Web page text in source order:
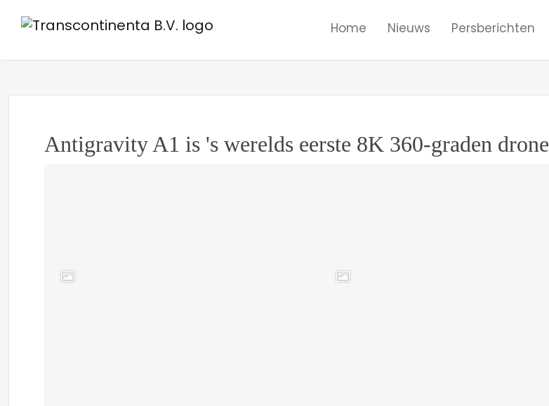
Home Nieuws Persberichten
Antigravity A1 is 's werelds eerste 8K 360-graden drone